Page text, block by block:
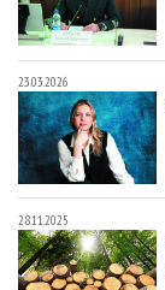
23.03.2026
28.11.2025